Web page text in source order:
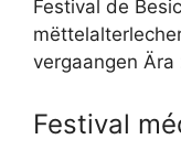
Festival de
vergaangen
Festival